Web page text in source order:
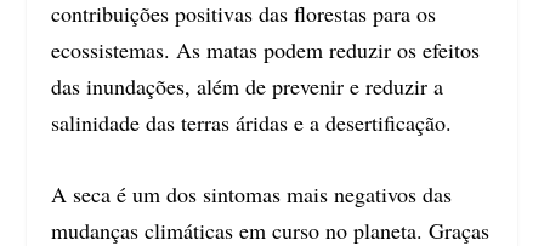
contribuições positivas das florestas para os
ecossistemas. As matas podem reduzir os efeitos
das inundações, além de prevenir e reduzir a
salinidade das terras áridas e a desertificação.
A seca é um dos sintomas mais negativos das
mudanças climáticas em curso no planeta. Graças